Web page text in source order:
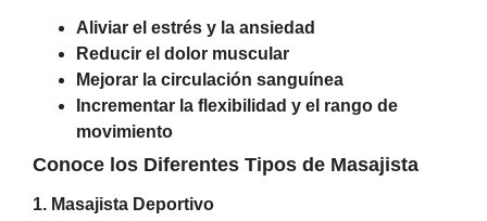
Aliviar el estrés y la ansiedad
Reducir el dolor muscular
Mejorar la circulación sanguínea
Incrementar la flexibilidad y el rango de
movimiento
Conoce los Diferentes Tipos de Masajista
1. Masajista Deportivo